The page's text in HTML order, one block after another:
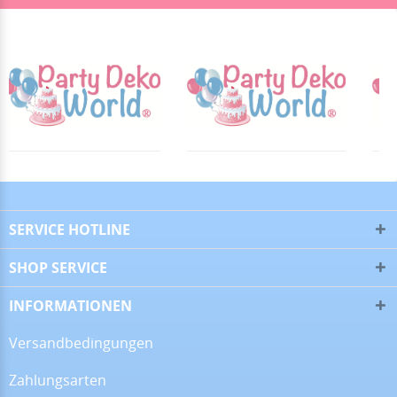
Alles super!
13.07.26▼
SERVICE HOTLINE
SHOP SERVICE
INFORMATIONEN
Versandbedingungen
Zahlungsarten